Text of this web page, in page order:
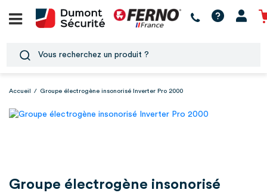
Accueil / Groupe électrogène insonorisé Inverter Pro 2000
Groupe électrogène insonorisé